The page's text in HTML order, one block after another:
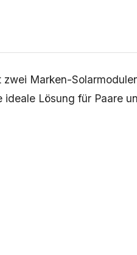
Marken-
Lösung für Paare